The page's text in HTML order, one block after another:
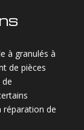
à granulés à
de pièces
réparation de